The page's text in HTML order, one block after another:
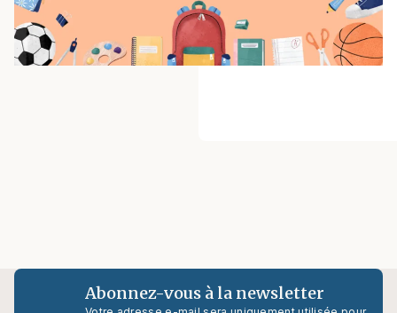
Abonnez-vous à la newsletter